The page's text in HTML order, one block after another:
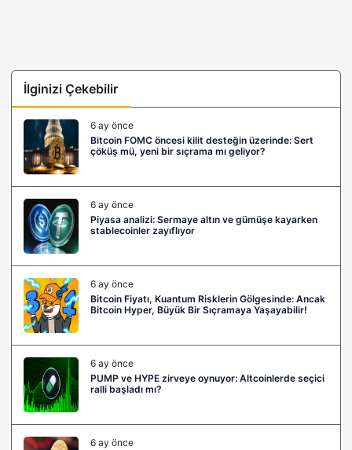
İlginizi Çekebilir
6 ay önce
Bitcoin FOMC öncesi kilit desteğin üzerinde: Sert
çöküş mü, yeni bir sıçrama mı geliyor?
6 ay önce
Piyasa analizi: Sermaye altın ve gümüşe kayarken
stablecoinler zayıflıyor
6 ay önce
Bitcoin Fiyatı, Kuantum Risklerin Gölgesinde: Ancak
Bitcoin Hyper, Büyük Bir Sıçramaya Yaşayabilir!
6 ay önce
PUMP ve HYPE zirveye oynuyor: Altcoinlerde seçici
ralli başladı mı?
6 ay önce